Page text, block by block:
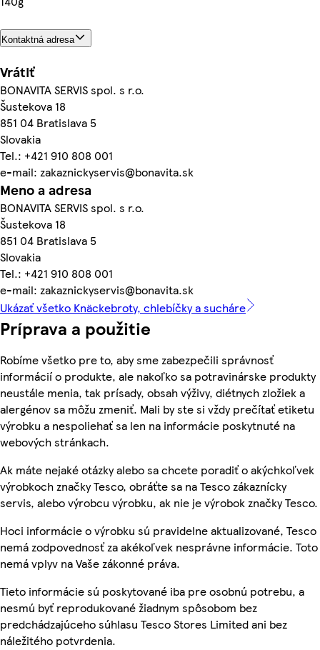
Kontaktná adresa
Vrátiť
BONAVITA SERVIS spol. s r.o.
Šustekova 18
851 04 Bratislava 5
Slovakia
Tel.: +421 910 808 001
e-mail: zakaznickyservis@bonavita.sk
Meno a adresa
BONAVITA SERVIS spol. s r.o.
Šustekova 18
851 04 Bratislava 5
Slovakia
Tel.: +421 910 808 001
e-mail: zakaznickyservis@bonavita.sk
Ukázať všetko Knäckebroty, chlebíčky a sucháre
Príprava a použitie
Robíme všetko pre to, aby sme zabezpečili správnosť
informácií o produkte, ale nakoľko sa potravinárske produkty
neustále menia, tak prísady, obsah výživy, diétnych zložiek a
alergénov sa môžu zmeniť. Mali by ste si vždy prečítať etiketu
výrobku a nespoliehať sa len na informácie poskytnuté na
webových stránkach.
Ak máte nejaké otázky alebo sa chcete poradiť o akýchkoľvek
výrobkoch značky Tesco, obráťte sa na Tesco zákaznícky
servis, alebo výrobcu výrobku, ak nie je výrobok značky Tesco.
Hoci informácie o výrobku sú pravidelne aktualizované, Tesco
nemá zodpovednosť za akékoľvek nesprávne informácie. Toto
nemá vplyv na Vaše zákonné práva.
Tieto informácie sú poskytované iba pre osobnú potrebu, a
nesmú byť reprodukované žiadnym spôsobom bez
predchádzajúceho súhlasu Tesco Stores Limited ani bez
náležitého potvrdenia.